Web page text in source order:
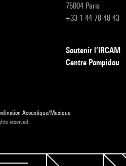
75004 Paris
+33 1 44 78 48 43
Soutenir l’IRCAM
Centre Pompidou
Acoustique/Musique
reserved.